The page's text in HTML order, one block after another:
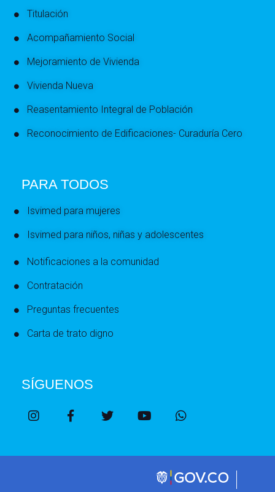
Titulación
Acompañamiento Social
Mejoramiento de Vivienda
Vivienda Nueva
Reasentamiento Integral de Población
Reconocimiento de Edificaciones- Curaduría Cero
PARA TODOS
Isvimed para mujeres
Isvimed para niños, niñas y adolescentes
Notificaciones a la comunidad
Contratación
Preguntas frecuentes
Carta de trato digno
SÍGUENOS